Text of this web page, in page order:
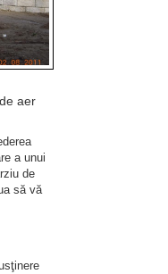
aer
a unui
de
să vă